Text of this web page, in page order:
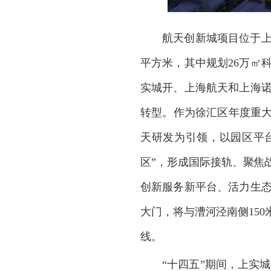
航天创新城项目位于
平方米，其中规划26万㎡
实城开、上海航天和上海
转型。作为徐汇区年度重
天研发为引领，以园区平
区” ，形成国际接轨、聚
创新服务新平台、活力生
大门，将与漕河泾南侧 150
线。
“十四五”期间，上实